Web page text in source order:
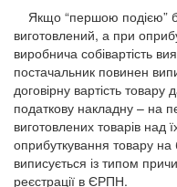
Якщо “першою подією”
виготовлений, а при
виробнича собівартість
постачальник повинен
договірну вартість
податкову накладну – на
виготовлених товарів над
оприбуткування товару
виписується із типом
реєстрації в ЄРПН.